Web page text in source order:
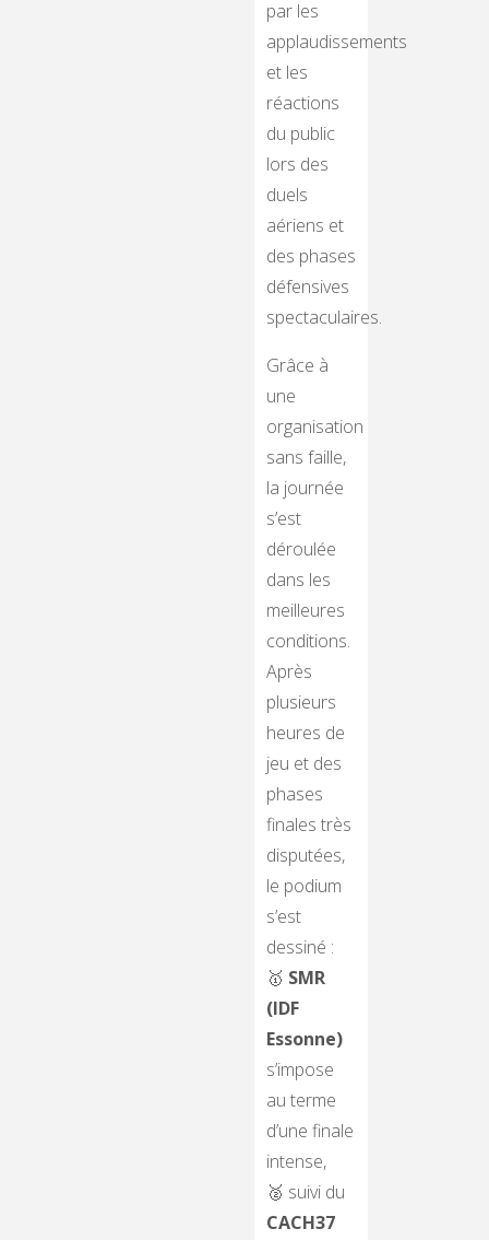
par les
applaudissements
et les
réactions
du public
lors des
duels
aériens et
des phases
défensives
spectaculaires.
Grâce à
une
organisation
sans faille,
la journée
s’est
déroulée
dans les
meilleures
conditions.
Après
plusieurs
heures de
jeu et des
phases
finales très
disputées,
le podium
s’est
dessiné :
🥇 SMR
(IDF
Essonne)
s’impose
au terme
d’une finale
intense,
🥈 suivi du
CACH37